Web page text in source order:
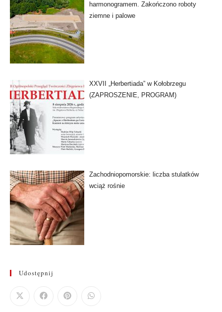
harmonogramem. Zakończono roboty
ziemne i palowe
XXVII „Herbertiada” w Kołobrzegu
(ZAPROSZENIE, PROGRAM)
Zachodniopomorskie: liczba stulatków
wciąż rośnie
Udostępnij